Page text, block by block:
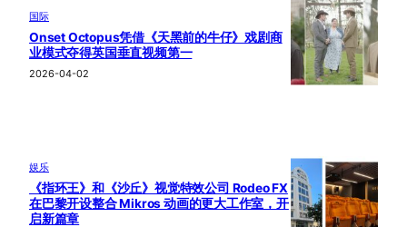
国际
Onset Octopus凭借《天黑前的牛仔》戏剧商
业模式夺得英国垂直视频第一
2026-04-02
娱乐
《指环王》和《沙丘》视觉特效公司 Rodeo FX
在巴黎开设整合 Mikros 动画的更大工作室，开
启新篇章